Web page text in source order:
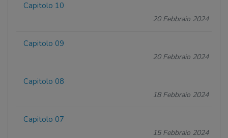
Capitolo 10
20 Febbraio 2024
Capitolo 09
20 Febbraio 2024
Capitolo 08
18 Febbraio 2024
Capitolo 07
15 Febbraio 2024